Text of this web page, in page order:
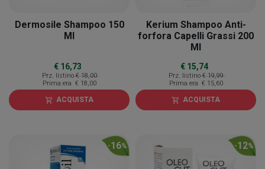
Dermosile Shampoo 150
Ml
€ 16,73
Prz. listino € 18,00
Prima era € 18,00
shopping_cart ACQUISTA
Kerium Shampoo Anti-
forfora Capelli Grassi 200
Ml
€ 15,74
Prz. listino € 19,99
Prima era € 15,60
shopping_cart ACQUISTA
-16% -12%